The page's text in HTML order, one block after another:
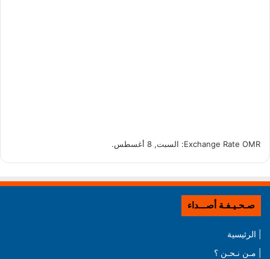
Exchange Rate OMR : السبت, 8 أغسطس.
صـحـيـفـة أصـــداء
| الرئيسية
| مـن نـحـن ؟